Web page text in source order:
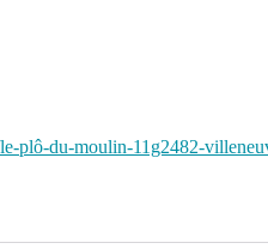
plô-du-moulin-11g2482-